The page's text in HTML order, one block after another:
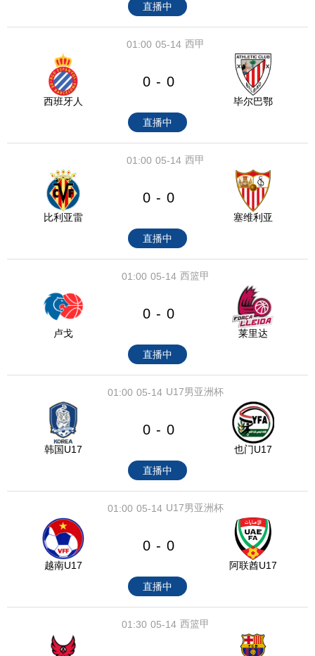
直播中
05-14
01:00 西甲
西班牙人
0 - 0
毕尔巴鄂
直播中
05-14
01:00 西甲
比利亚雷
0 - 0
塞维利亚
直播中
05-14
01:00 西篮甲
卢戈
0 - 0
莱里达
直播中
05-14
01:00 U17男亚洲杯
韩国U17
0 - 0
也门U17
直播中
05-14
01:00 U17男亚洲杯
越南U17
0 - 0
阿联酋U17
直播中
05-14
01:30 西篮甲